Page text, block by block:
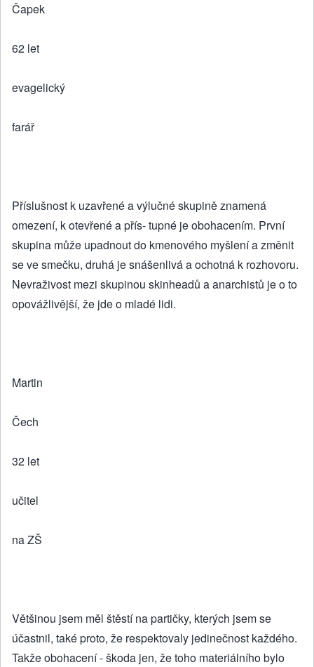
Čapek
62 let
evagelický
farář
Příslušnost k uzavřené a výlučné skupině znamená
omezení, k otevřené a přís- tupné je obohacením. První
skupina může upadnout do kmenového myšlení a změnit
se ve smečku, druhá je snášenlivá a ochotná k rozhovoru.
Nevraživost mezi skupinou skinheadů a anarchistů je o to
opovážlivější, že jde o mladé lidi.
Martin
Čech
32 let
učitel
na ZŠ
Většinou jsem měl štěstí na partičky, kterých jsem se
účastnil, také proto, že respektovaly jedinečnost každého.
Takže obohacení - škoda jen, že toho materiálního bylo